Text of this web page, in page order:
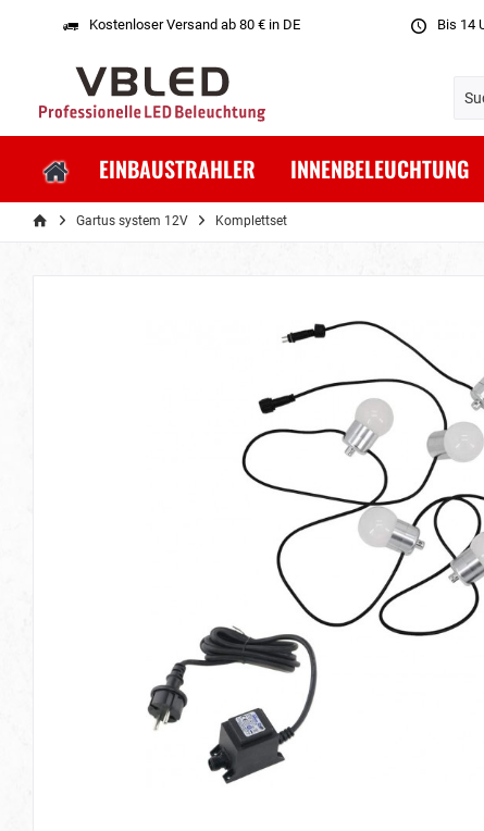
Kostenloser Versand ab 80 € in DE Bis 14
EINBAUSTRAHLER INNENBELEUCHTUNG
Gartus system 12V Komplettset